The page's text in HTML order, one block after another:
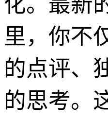
里，你不
的点评、
的思考。